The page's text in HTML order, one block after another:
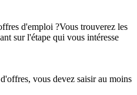
d'emploi ?Vous trouverez les
sur l'étape qui vous intéresse
vous devez saisir au moins